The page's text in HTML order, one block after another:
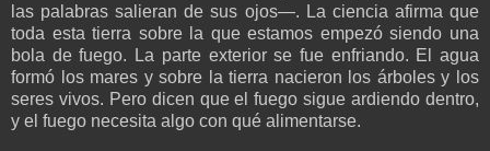
las palabras salieran de sus ojos—. La ciencia afirma que
toda esta tierra sobre la que estamos empezó siendo una
bola de fuego. La parte exterior se fue enfriando. El agua
formó los mares y sobre la tierra nacieron los árboles y los
seres vivos. Pero dicen que el fuego sigue ardiendo dentro,
y el fuego necesita algo con qué alimentarse.